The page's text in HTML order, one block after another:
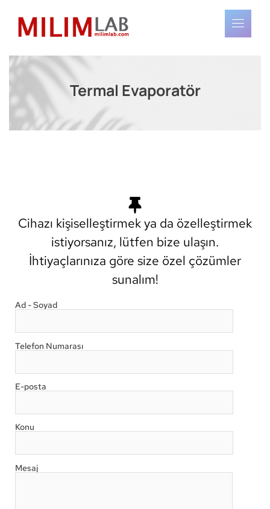
Termal Evaporatör
Cihazı kişiselleştirmek ya da özelleştirmek
istiyorsanız, lütfen bize ulaşın.
İhtiyaçlarınıza göre size özel çözümler
sunalım!
Ad - Soyad
Telefon Numarası
E-posta
Konu
Mesaj